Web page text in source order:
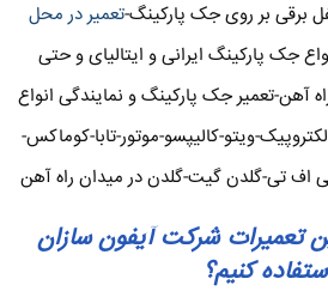
برقی بر روی جک پارکینگ-تعمیر در محل
جک پارکینگ ایرانی و ایتالیای و حتی
آهن-تعمیر جک پارکینگ و نمایندگی انواع
ویتو-کالیپسو-موتور-تابا-کوماکس-
اف تی-گلدن گیت-گلدن در میدان راه آهن
تعمیرات شرکت آیفون سازان
کنیم؟